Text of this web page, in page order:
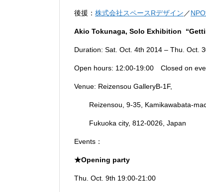
後援： 株式会社スペースRデザイン／
Akio Tokunaga, Solo Exhibition
Duration: Sat. Oct. 4th 2014 – Thu. Oct.
Open hours: 12:00-19:00 Closed on
Venue: Reizensou GalleryB-1F,
Reizensou, 9-35, Kamikawabata-
Fukuoka city, 812-0026, Japan
Events：
★Opening party
Thu. Oct. 9th 19:00-21:00